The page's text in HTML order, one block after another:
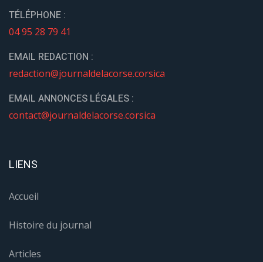
TÉLÉPHONE :
04 95 28 79 41
EMAIL REDACTION :
redaction@journaldelacorse.corsica
EMAIL ANNONCES LÉGALES :
contact@journaldelacorse.corsica
LIENS
Accueil
Histoire du journal
Articles